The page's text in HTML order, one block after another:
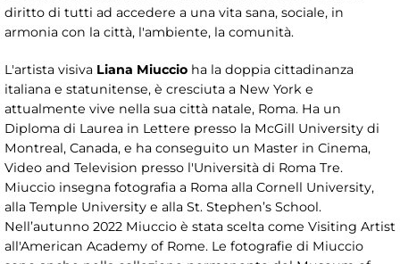
diritto di tutti ad accedere a una vita sana, sociale, in
armonia con la città, l'ambiente, la comunità.
L'artista visiva Liana Miuccio ha la doppia cittadinanza
italiana e statunitense, è cresciuta a New York e
attualmente vive nella sua città natale, Roma. Ha un
Diploma di Laurea in Lettere presso la McGill University di
Montreal, Canada, e ha conseguito un Master in Cinema,
Video and Television presso l'Università di Roma Tre.
Miuccio insegna fotografia a Roma alla Cornell University,
alla Temple University e alla St. Stephen’s School.
Nell’autunno 2022 Miuccio è stata scelta come Visiting Artist
all'American Academy of Rome. Le fotografie di Miuccio